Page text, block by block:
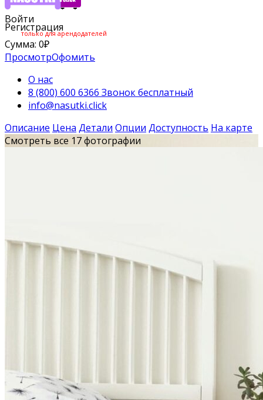
Войти
Регистрация
только для арендодателей
Сумма: 0₽
ПросмотрОфомить
О нас
8 (800) 600 6366 Звонок бесплатный
info@nasutki.click
Описание Цена Детали Опции Доступность На карте
Смотреть все 17 фотографии